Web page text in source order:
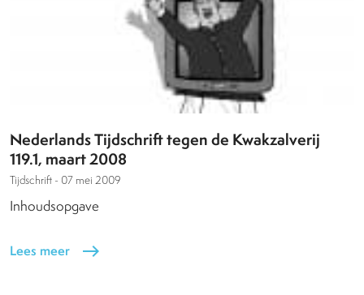
Nederlands Tijdschrift tegen de Kwakzalverij
119.1, maart 2008
Tijdschrift - 07 mei 2009
Inhoudsopgave
Lees meer east